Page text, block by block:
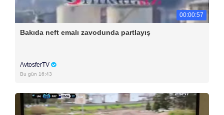
00:00:57
Bakıda neft emalı zavodunda partlayış
AvtosferTV
Bu gün 16:43